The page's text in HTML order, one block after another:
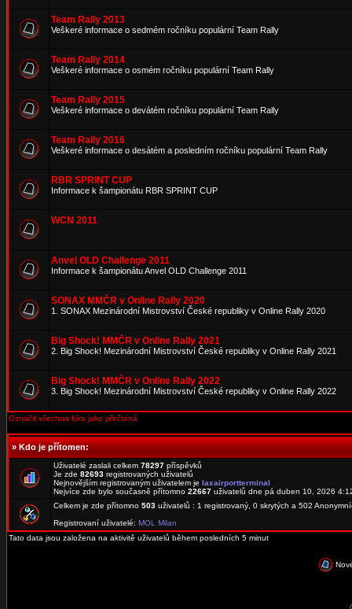
Team Rally 2013
Veškeré informace o sedmém ročníku populární Team Rally
Team Rally 2014
Veškeré informace o osmém ročníku populární Team Rally
Team Rally 2015
Veškeré informace o devátém ročníku populární Team Rally
Team Rally 2016
Veškeré informace o desátém a posledním ročníku populární Team Rally
RBR SPRINT CUP
Informace k šampionátu RBR SPRINT CUP
WCN 2011
Anvel OLD Challenge 2011
Informace k šampionátu Anvel OLD Challenge 2011
SONAX MMČR v Online Rally 2020
1. SONAX Mezinárodní Mistrovství České republiky v Online Rally 2020
Big Shock! MMČR v Online Rally 2021
2. Big Shock! Mezinárodní Mistrovství České republiky v Online Rally 2021
Big Shock! MMČR v Online Rally 2022
3. Big Shock! Mezinárodní Mistrovství České republiky v Online Rally 2022
Označit všechna fóra jako přečtená
»Kdo je přítomen:
Uživatelé zaslali celkem 78297 příspěvků
Je zde 82693 registrovaných uživatelů
Nejnovějším registrovaným uživatelem je laxairportterminal
Nejvíce zde bylo současně přítomno 22667 uživatelů dne pá duben 10, 2026
Celkem je zde přítomno 503 uživatelů : 1 registrovaný, 0 skrytých a 502
Registrovaní uživatelé: MOL Milan
Tato data jsou založena na aktivitě uživatelů během posledních 5 minut